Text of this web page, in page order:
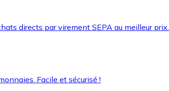
directs par virement SEPA au meilleur prix.
Facile et sécurisé !